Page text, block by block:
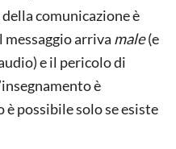
comunicazione è
arriva male(e
e il pericolo di
è
è possibile solo se esiste